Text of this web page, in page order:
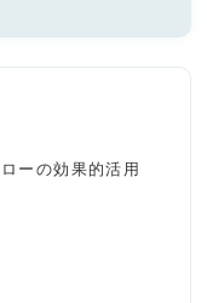
ーの効果的活用